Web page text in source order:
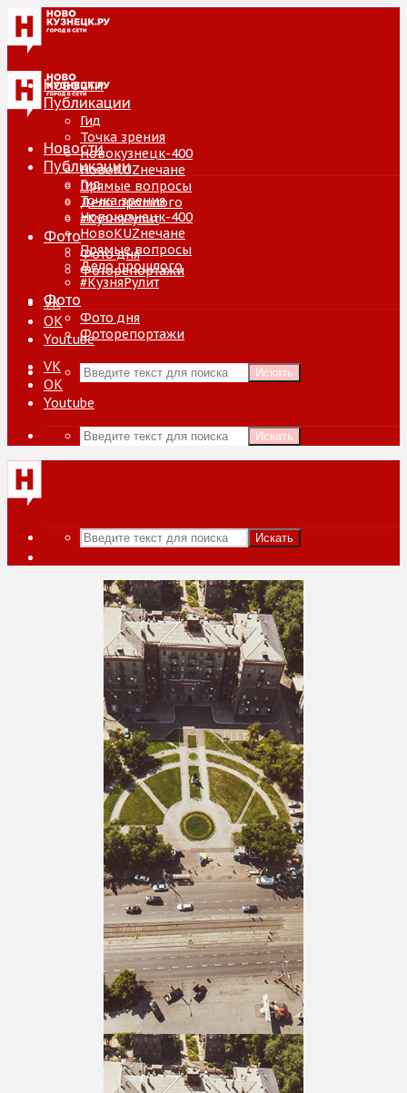
Новости
Публикации
Гид
Точка зрения
Новокузнецк-400
НовоKUZнечане
Прямые вопросы
Дело прошлого
#КузняРулит
Фото
Фото дня
Фоторепортажи
VK
ОК
Youtube
Искать
Новости
Публикации
Гид
Точка зрения
Новокузнецк-400
НовоKUZнечане
Прямые вопросы
Дело прошлого
#КузняРулит
Фото
Фото дня
Фоторепортажи
VK
ОК
Youtube
Искать
Искать